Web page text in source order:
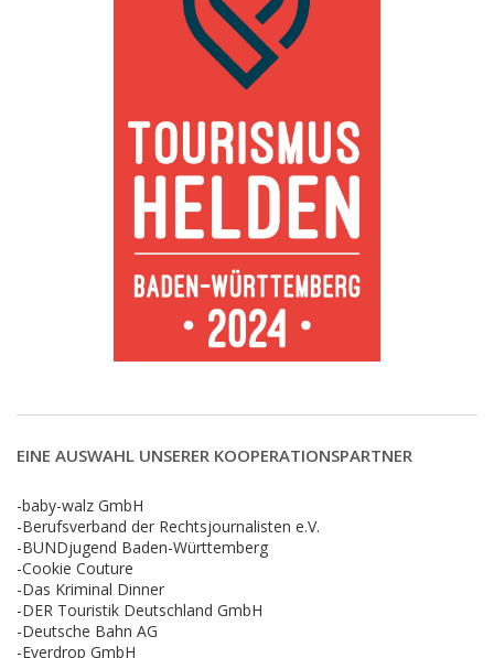
EINE AUSWAHL UNSERER KOOPERATIONSPARTNER
-baby-walz GmbH
-Berufsverband der Rechtsjournalisten e.V.
-BUNDjugend Baden-Württemberg
-Cookie Couture
-Das Kriminal Dinner
-DER Touristik Deutschland GmbH
-Deutsche Bahn AG
-Everdrop GmbH